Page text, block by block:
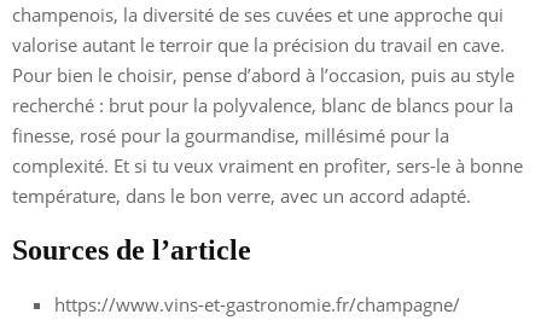
champenois, la diversité de ses cuvées et une approche qui
valorise autant le terroir que la précision du travail en cave.
Pour bien le choisir, pense d’abord à l’occasion, puis au style
recherché : brut pour la polyvalence, blanc de blancs pour la
finesse, rosé pour la gourmandise, millésimé pour la
complexité. Et si tu veux vraiment en profiter, sers-le à bonne
température, dans le bon verre, avec un accord adapté.
Sources de l’article
https://www.vins-et-gastronomie.fr/champagne/